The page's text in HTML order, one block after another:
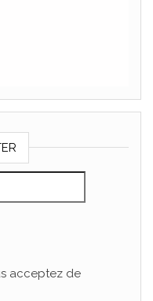
acceptez de